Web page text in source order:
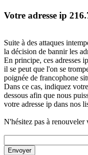
Votre adresse ip
Suite à des attaques
la décision de bannir les
En principe, ces adresses
il se peut que l'on se
poignée de francophone
Dans ce cas, indiquez
dessous afin que nous
votre adresse ip dans nos
N'hésitez pas à renouveler